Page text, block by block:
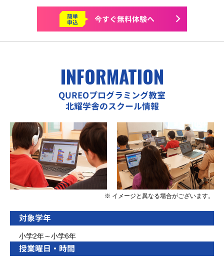
簡単
申込 今すぐ無料体験へ
INFORMATION
QUREOプログラミング教室
北耀学舎のスクール情報
※ イメージと異なる場合がございます。
対象学年
小学2年～小学6年
授業曜日・時間